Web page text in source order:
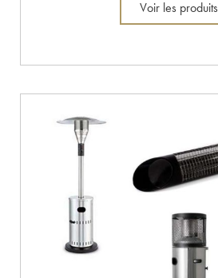
Voir les produits